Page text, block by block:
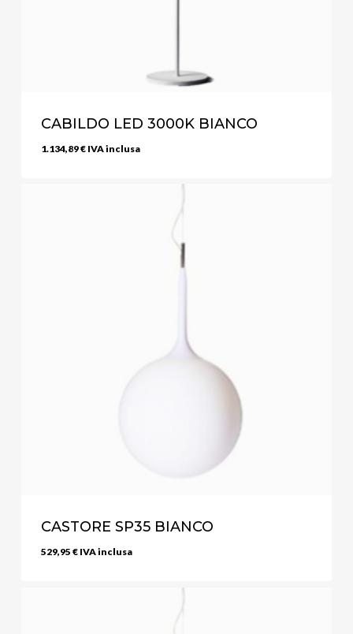
CABILDO LED 3000K BIANCO
1.134,89€ IVA inclusa
CASTORE SP35 BIANCO
529,95 € IVA inclusa